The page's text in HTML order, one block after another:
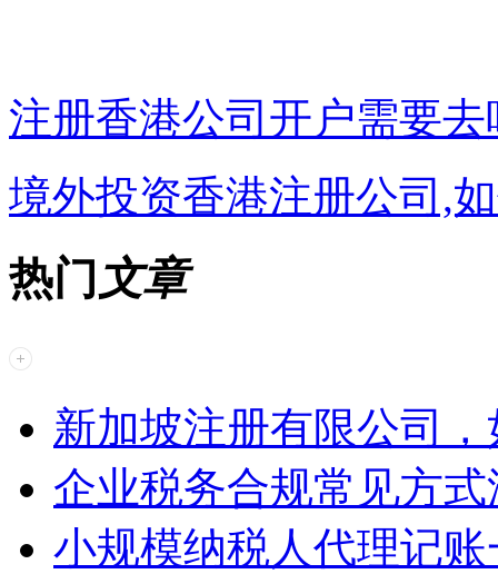
注册香港公司开户需要
境外投资香港注册公司,
热门 文章
新加坡注册有限公司
企业税务合规常见方式
小规模纳税人代理记